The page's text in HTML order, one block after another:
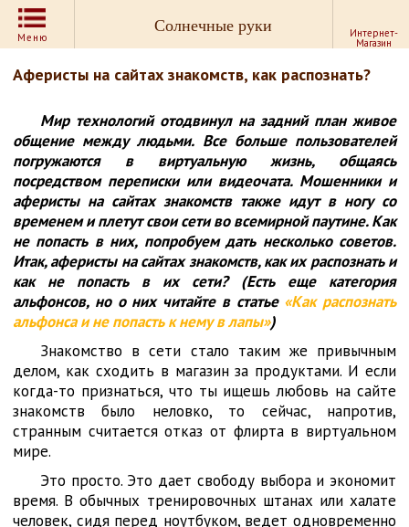
Меню
Солнечные руки Интернет-
Магазин
Аферисты на сайтах знакомств, как распознать?
Мир технологий отодвинул на задний план живое
общение между людьми. Все больше пользователей
погружаются в виртуальную жизнь, общаясь
посредством переписки или видеочата. Мошенники и
аферисты на сайтах знакомств также идут в ногу со
временем и плетут свои сети во всемирной паутине. Как
не попасть в них, попробуем дать несколько советов.
Итак, аферисты на сайтах знакомств, как их распознать и
как не попасть в их сети? (Есть еще категория
альфонсов, но о них читайте в статье «Как распознать
альфонса и не попасть к нему в лапы»)
Знакомство в сети стало таким же привычным
делом, как сходить в магазин за продуктами. И если
когда-то признаться, что ты ищешь любовь на сайте
знакомств было неловко, то сейчас, напротив,
странным считается отказ от флирта в виртуальном
мире.
Это просто. Это дает свободу выбора и экономит
время. В обычных тренировочных штанах или халате
человек, сидя перед ноутбуком, ведет одновременно